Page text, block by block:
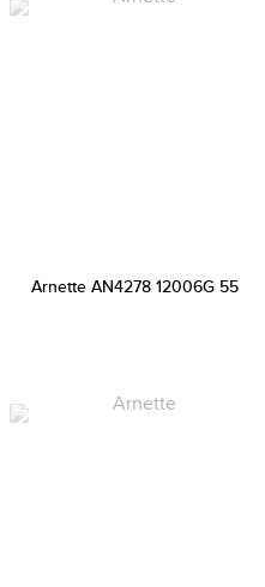
Arnette AN4278 12006G 55